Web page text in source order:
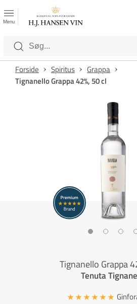
Kategorier
Menu
Forside Spiritus
Grappa
Tignanello Grappa 42%, 50 cl
Tignanello Grappa
Tenuta